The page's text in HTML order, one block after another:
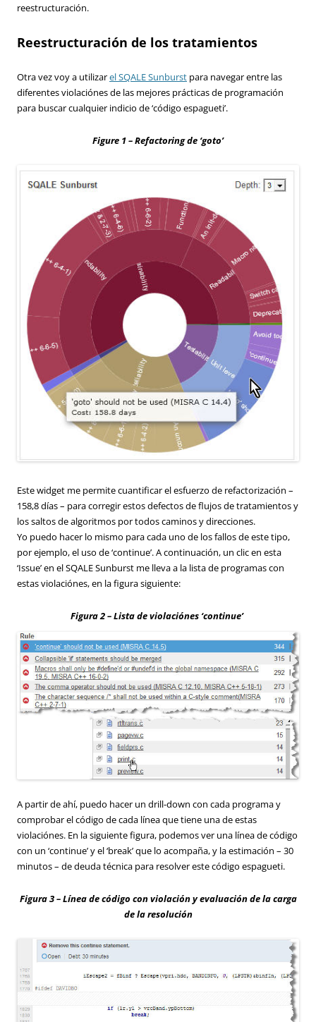
reestructuración.
Reestructuración de los tratamientos
Otra vez voy a utilizarel SQALE Sunburst para navegar entre las
diferentes violaciónes de las mejores prácticas de programación
para buscar cualquier indicio de ‘código espagueti’.
Figure 1 – Refactoring de ‘goto’
Este widget me permite cuantificar el esfuerzo de refactorización –
158,8 días – para corregir estos defectos de flujos de tratamientos y
los saltos de algoritmos por todos caminos y direcciones.
Yo puedo hacer lo mismo para cada uno de los fallos de este tipo,
por ejemplo, el uso de ‘continue’. A continuación, un clic en esta
‘Issue’ en el SQALE Sunburst me lleva a la lista de programas con
estas violaciónes, en la figura siguiente:
Figura 2 – Lista de violaciónes ‘continue’
A partir de ahí, puedo hacer un drill-down con cada programa y
comprobar el código de cada línea que tiene una de estas
violaciónes. En la siguiente figura, podemos ver una línea de código
con un ‘continue’ y el ‘break’ que lo acompaña, y la estimación – 30
minutos – de deuda técnica para resolver este código espagueti.
Figura 3 – Línea de código con violación y evaluación de la carga
de la resolución